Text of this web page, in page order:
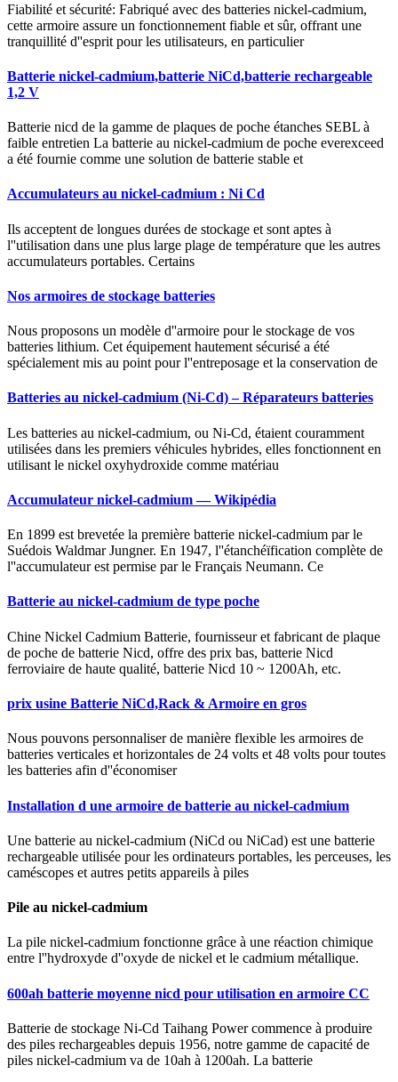
Fiabilité et sécurité: Fabriqué avec des batteries nickel-cadmium,
cette armoire assure un fonctionnement fiable et sûr, offrant une
tranquillité d''esprit pour les utilisateurs, en particulier
Batterie nickel-cadmium,batterie NiCd,batterie rechargeable
1,2 V
Batterie nicd de la gamme de plaques de poche étanches SEBL à
faible entretien La batterie au nickel-cadmium de poche everexceed
a été fournie comme une solution de batterie stable et
Accumulateurs au nickel‐cadmium : Ni Cd
Ils acceptent de longues durées de stockage et sont aptes à
l''utilisation dans une plus large plage de température que les autres
accumulateurs portables. Certains
Nos armoires de stockage batteries
Nous proposons un modèle d''armoire pour le stockage de vos
batteries lithium. Cet équipement hautement sécurisé a été
spécialement mis au point pour l''entreposage et la conservation de
Batteries au nickel-cadmium (Ni-Cd) – Réparateurs batteries
Les batteries au nickel-cadmium, ou Ni-Cd, étaient couramment
utilisées dans les premiers véhicules hybrides, elles fonctionnent en
utilisant le nickel oxyhydroxide comme matériau
Accumulateur nickel-cadmium — Wikipédia
En 1899 est brevetée la première batterie nickel-cadmium par le
Suédois Waldmar Jungner. En 1947, l''étanchéïfication complète de
l''accumulateur est permise par le Français Neumann. Ce
Batterie au nickel-cadmium de type poche
Chine Nickel Cadmium Batterie, fournisseur et fabricant de plaque
de poche de batterie Nicd, offre des prix bas, batterie Nicd
ferroviaire de haute qualité, batterie Nicd 10 ~ 1200Ah, etc.
prix usine Batterie NiCd,Rack & Armoire en gros
Nous pouvons personnaliser de manière flexible les armoires de
batteries verticales et horizontales de 24 volts et 48 volts pour toutes
les batteries afin d''économiser
Installation d une armoire de batterie au nickel-cadmium
Une batterie au nickel-cadmium (NiCd ou NiCad) est une batterie
rechargeable utilisée pour les ordinateurs portables, les perceuses, les
caméscopes et autres petits appareils à piles
Pile au nickel-cadmium
La pile nickel-cadmium fonctionne grâce à une réaction chimique
entre l''hydroxyde d''oxyde de nickel et le cadmium métallique.
600ah batterie moyenne nicd pour utilisation en armoire CC
Batterie de stockage Ni-Cd Taihang Power commence à produire
des piles rechargeables depuis 1956, notre gamme de capacité de
piles nickel-cadmium va de 10ah à 1200ah. La batterie